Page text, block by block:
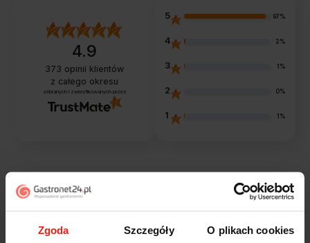
Zgoda Szczegóły O plikach cookies
4.9
373 opinii klientów
z całego okresu
zebranych i zweryfikowanych przez
5 97%
4 2%
3 1%
2 0%
1 1%